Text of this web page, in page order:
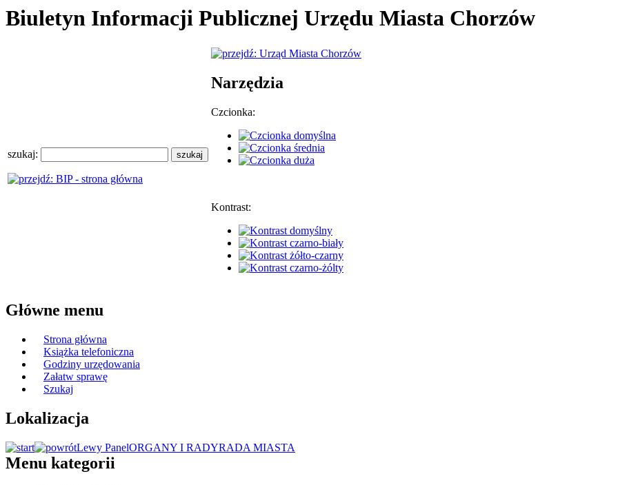
Biuletyn Informacji Publicznej Urzędu Miasta Chorzów
szukaj:
Narzędzia
Czcionka:
Kontrast:
Główne menu
Strona główna
Książka telefoniczna
Godziny urzędowania
Załatw sprawę
Szukaj
Lokalizacja
Lewy PanelORGANY I RADYRADA MIASTA
Menu kategorii